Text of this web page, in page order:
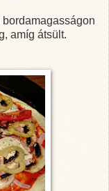
amíg átsült.